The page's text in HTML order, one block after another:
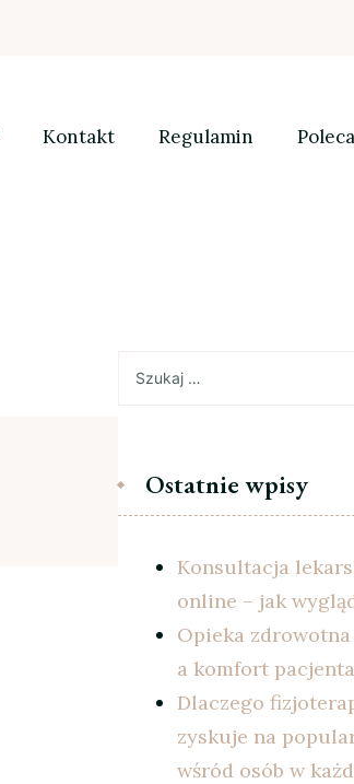
Kontakt Regulamin
Ostatnie wpisy
Konsultacja
online – jak
Opieka
a komfort pacjenta
Dlaczego
zyskuje na
wśród osób w